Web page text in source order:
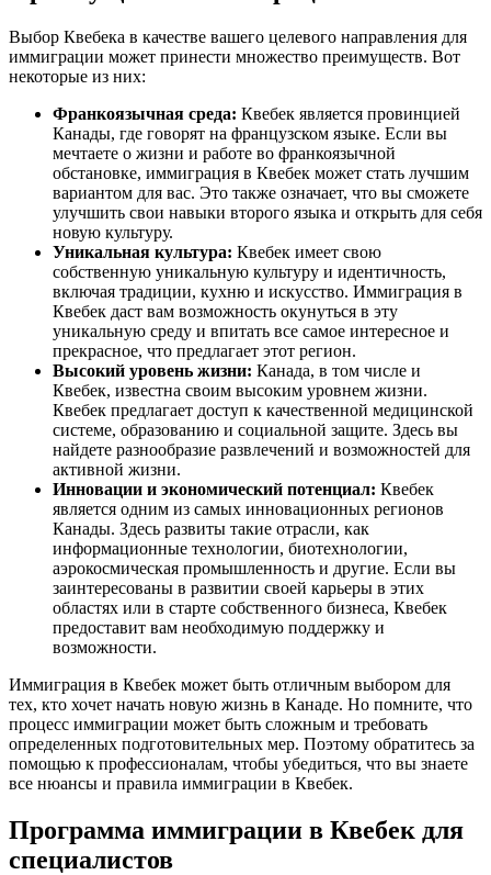
Выбор Квебека в качестве вашего целевого направления для
иммиграции может принести множество преимуществ. Вот
некоторые из них:
Франкоязычная среда: Квебек является провинцией
Канады, где говорят на французском языке. Если вы
мечтаете о жизни и работе во франкоязычной
обстановке, иммиграция в Квебек может стать лучшим
вариантом для вас. Это также означает, что вы сможете
улучшить свои навыки второго языка и открыть для себя
новую культуру.
Уникальная культура: Квебек имеет свою
собственную уникальную культуру и идентичность,
включая традиции, кухню и искусство. Иммиграция в
Квебек даст вам возможность окунуться в эту
уникальную среду и впитать все самое интересное и
прекрасное, что предлагает этот регион.
Высокий уровень жизни: Канада, в том числе и
Квебек, известна своим высоким уровнем жизни.
Квебек предлагает доступ к качественной медицинской
системе, образованию и социальной защите. Здесь вы
найдете разнообразие развлечений и возможностей для
активной жизни.
Инновации и экономический потенциал: Квебек
является одним из самых инновационных регионов
Канады. Здесь развиты такие отрасли, как
информационные технологии, биотехнологии,
аэрокосмическая промышленность и другие. Если вы
заинтересованы в развитии своей карьеры в этих
областях или в старте собственного бизнеса, Квебек
предоставит вам необходимую поддержку и
возможности.
Иммиграция в Квебек может быть отличным выбором для
тех, кто хочет начать новую жизнь в Канаде. Но помните, что
процесс иммиграции может быть сложным и требовать
определенных подготовительных мер. Поэтому обратитесь за
помощью к профессионалам, чтобы убедиться, что вы знаете
все нюансы и правила иммиграции в Квебек.
Программа иммиграции в Квебек для
специалистов